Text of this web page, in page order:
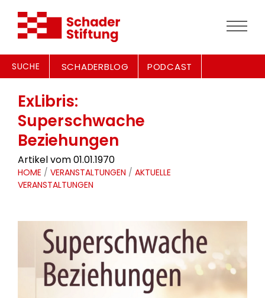
SUCHE SCHADERBLOG PODCAST
ExLibris:
Superschwache
Beziehungen
Artikel vom 01.01.1970
HOME / VERANSTALTUNGEN / AKTUELLE
VERANSTALTUNGEN